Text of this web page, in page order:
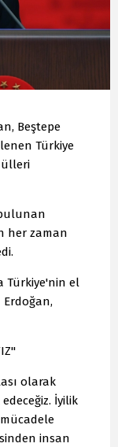
Beştepe
Türkiye
her zaman
Türkiye'nin el
Erdoğan,
olarak
İyilik
insan